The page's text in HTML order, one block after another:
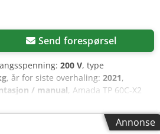
Send forespørsel
200 V, type
, år for siste overhaling: 2021,
/ manual, Amada TP 60C-X2
Stempelstørrelse: 500 x 400 mm
Annonse